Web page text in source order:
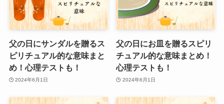
父の日にサンダルを贈るス
ピリチュアル的な意味まと
め！心理テストも！
2024年6月1日
父の日にお皿を贈るスピリ
チュアル的な意味まとめ！
心理テストも！
2024年6月1日